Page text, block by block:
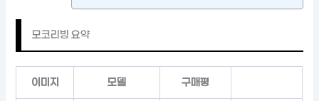
모코리빙 요약
이미지 모델 구매평